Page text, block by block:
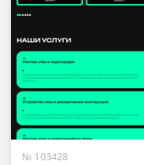
№ 103428